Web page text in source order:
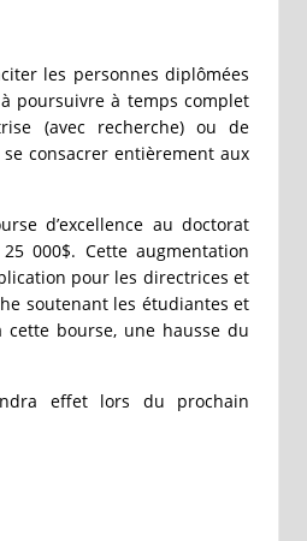
les personnes diplômées
à poursuivre à temps complet
(avec recherche) ou de
se consacrer entièrement aux
d’excellence au doctorat
000$. Cette augmentation
pour les directrices et
soutenant les étudiantes et
bourse, une hausse du
effet lors du prochain